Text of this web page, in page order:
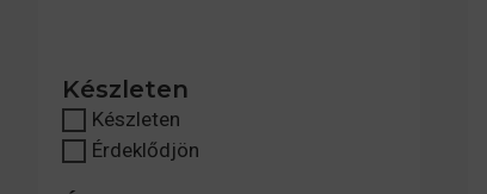
Készleten
Készleten
Érdeklődjön